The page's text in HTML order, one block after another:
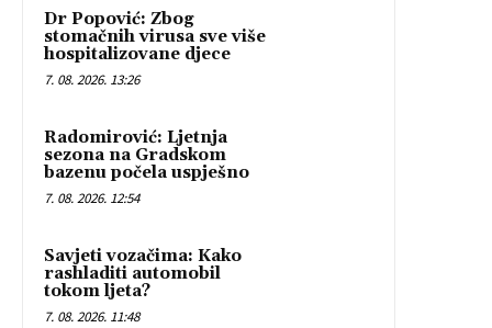
Dr Popović: Zbog
stomačnih virusa sve više
hospitalizovane djece
7. 08. 2026. 13:26
Radomirović: Ljetnja
sezona na Gradskom
bazenu počela uspješno
7. 08. 2026. 12:54
Savjeti vozačima: Kako
rashladiti automobil
tokom ljeta?
7. 08. 2026. 11:48